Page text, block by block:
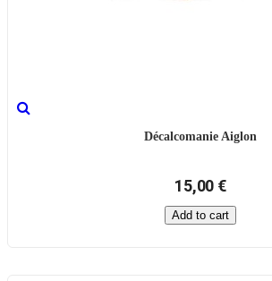
Décalcomanie Aiglon
15,00 €
Add to cart